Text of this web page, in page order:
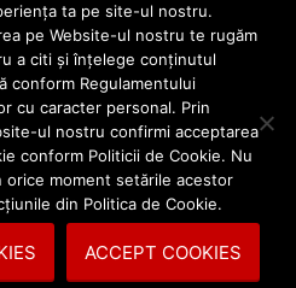
Concurs „Intră în
lui King”
1
cum evadezi din
de lumi?
0
ta pe site-ul nostru.
pe Website-ul nostru te rugăm
a citi și înțelege conținutul
conform Regulamentului
cu caracter personal. Prin
ul nostru confirmi acceptarea
conform Politicii de Cookie. Nu
moment setările acestor
din Politica de Cookie.
ACCEPT COOKIES